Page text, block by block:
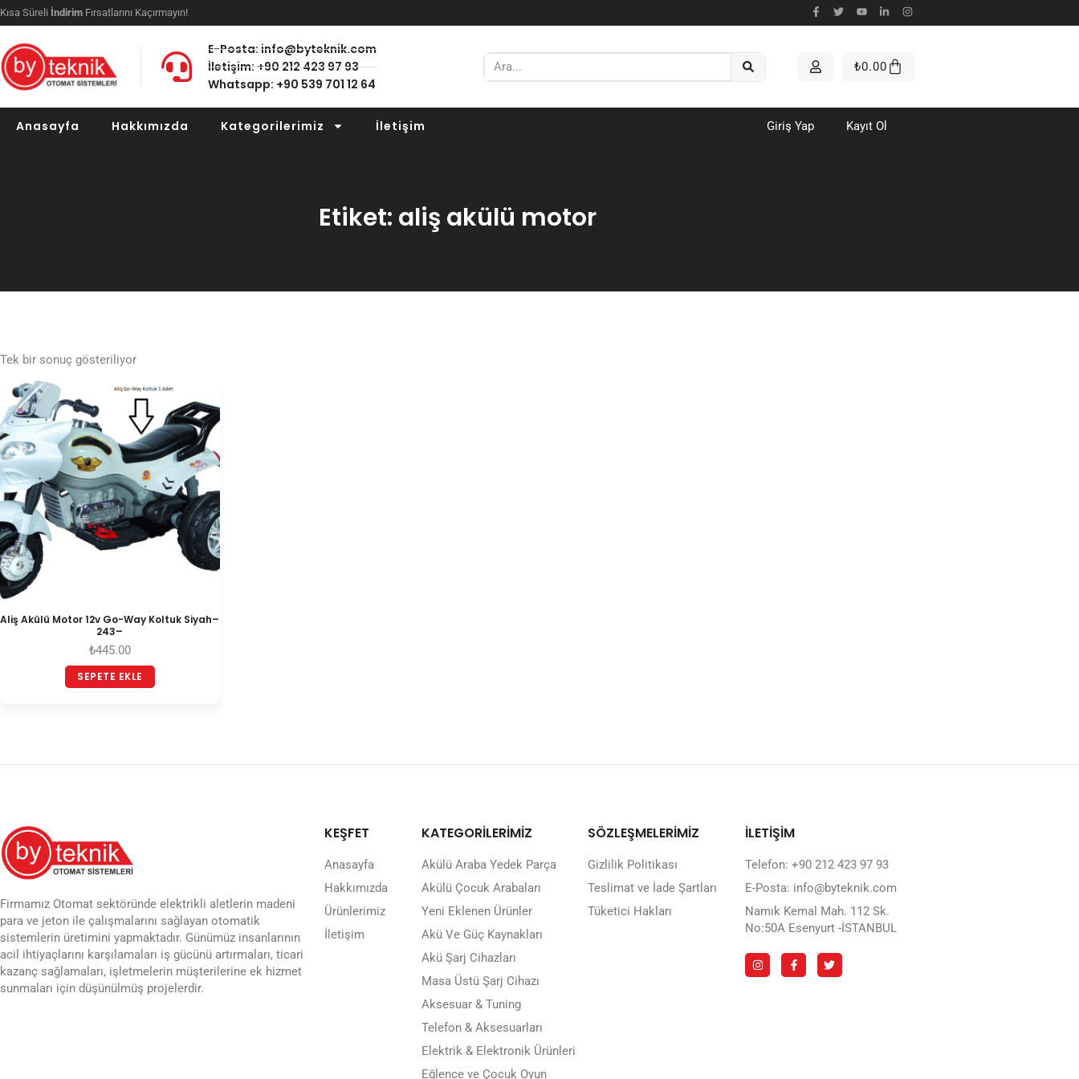
Kısa Süreli İndirim Fırsatlarını Kaçırmayın!
E-Posta: info@byteknik.com
İletişim: +90 212 423 97 93
Whatsapp: +90 539 701 12 64
₺0.00
Anasayfa Hakkımızda Kategorilerimiz İletişim Giriş Yap Kayıt Ol
Etiket: aliş akülü motor
Tek bir sonuç gösteriliyor
Aliş Akülü Motor 12v Go-Way Koltuk Siyah–
243–
₺445.00
SEPETE EKLE
Firmamız Otomat sektöründe elektrikli aletlerin madeni
para ve jeton ile çalışmalarını sağlayan otomatik
sistemlerin üretimini yapmaktadır. Günümüz insanlarının
acil ihtiyaçlarını karşılamaları iş gücünü artırmaları, ticari
kazanç sağlamaları, işletmelerin müşterilerine ek hizmet
sunmaları için düşünülmüş projelerdir.
KEŞFET
Anasayfa
Hakkımızda
Ürünlerimiz
İletişim
KATEGORİLERİMİZ
Akülü Araba Yedek Parça
Akülü Çocuk Arabaları
Yeni Eklenen Ürünler
Akü Ve Güç Kaynakları
Akü Şarj Cihazları
Masa Üstü Şarj Cihazı
Aksesuar & Tuning
Telefon & Aksesuarları
Elektrik & Elektronik Ürünleri
Eğlence ve Çocuk Oyun
SÖZLEŞMELERİMİZ
Gizlilik Politikası
Teslimat ve İade Şartları
Tüketici Hakları
İLETİŞİM
Telefon: +90 212 423 97 93
E-Posta: info@byteknik.com
Namık Kemal Mah. 112 Sk.
No:50A Esenyurt -İSTANBUL